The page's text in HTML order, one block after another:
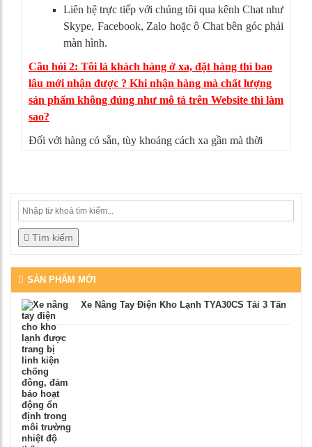
Liên hệ trực tiếp với chúng tôi qua kênh Chat như
Skype, Facebook, Zalo hoặc ô Chat bên góc phải
màn hình.
Câu hỏi 2: Tôi là khách hàng ở xa, đặt hàng thì bao
lâu mới nhận được ? Khi nhận hàng mà chất lượng
sản phẩm không đúng như mô tả trên Website thì làm
sao?
Đối với hàng có sẵn, tùy khoảng cách xa gần mà thời
Tìm kiếm
SẢN PHẨM MỚI
Xe Nâng Tay Điện Kho Lạnh TYA30CS Tải 3 Tấn